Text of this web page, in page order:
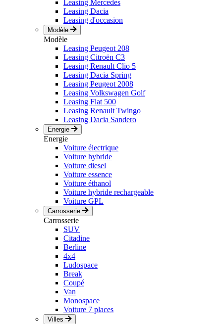
Leasing Mercedes
Leasing Dacia
Leasing d'occasion
Modèle
Modèle
Leasing Peugeot 208
Leasing Citroën C3
Leasing Renault Clio 5
Leasing Dacia Spring
Leasing Peugeot 2008
Leasing Volkswagen Golf
Leasing Fiat 500
Leasing Renault Twingo
Leasing Dacia Sandero
Energie
Energie
Voiture électrique
Voiture hybride
Voiture diesel
Voiture essence
Voiture éthanol
Voiture hybride rechargeable
Voiture GPL
Carrosserie
Carrosserie
SUV
Citadine
Berline
4x4
Ludospace
Break
Coupé
Van
Monospace
Voiture 7 places
Villes